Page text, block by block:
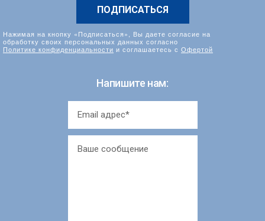
Нажимая на кнопку «Подписаться», Вы даете согласие на
обработку своих персональных данных согласно
Политике конфиденциальности и соглашаетесь с Офертой
Напишите нам: